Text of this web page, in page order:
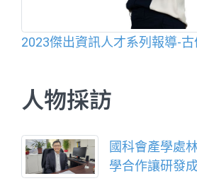
2023傑出資訊人才系列報導-
人物採訪
國科會產學處
學合作讓研發